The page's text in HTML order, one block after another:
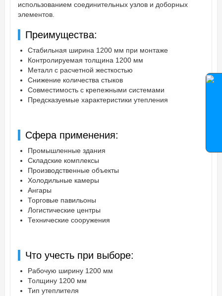
использованием соединительных узлов и доборных
элементов.
Преимущества:
Стабильная ширина 1200 мм при монтаже
Контролируемая толщина 1200 мм
Металл с расчетной жесткостью
Снижение количества стыков
Совместимость с крепежными системами
Предсказуемые характеристики утепления
Сфера применения:
Промышленные здания
Складские комплексы
Производственные объекты
Холодильные камеры
Ангары
Торговые павильоны
Логистические центры
Технические сооружения
Что учесть при выборе:
Рабочую ширину 1200 мм
Толщину 1200 мм
Тип утеплителя